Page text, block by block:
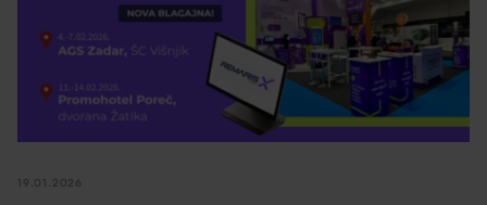
19.01.2026